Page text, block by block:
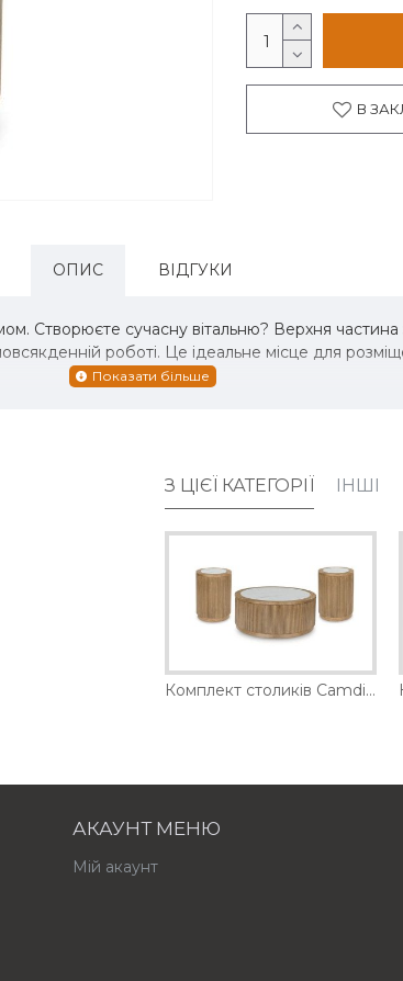
В
ОПИС ВІДГУКИ
Створюєте сучасну вітальню? Верхня
роботі. Це ідеальне місце для
З ЦІЄЇ КАТЕГОРІЇ ІНШІ
Комплект столиків Camdill Ashley
АКАУНТ МЕНЮ
Мій акаунт